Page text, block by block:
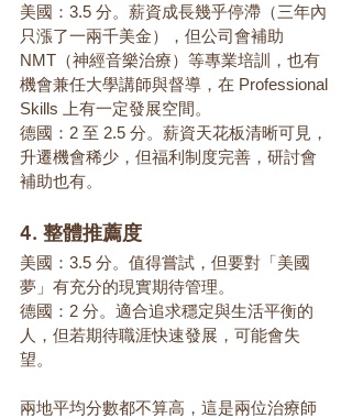
美國：3.5 分。薪資成長幾乎停滯（三年內
只漲了一兩千美金），但公司會補助
NMT（神經音樂治療）等專業培訓，也有
機會兼任大學講師與督導，在 Professional
Skills 上有一定發展空間。
德國：2 至 2.5 分。薪資天花板清晰可見，
升遷機會稀少，但福利制度完善，研討會
補助也有。
4. 整體推薦度
美國：3.5 分。值得嘗試，但要對「美國
夢」有充分的現實期待管理。
德國：2 分。適合追求穩定與生活平衡的
人，但若期待職涯快速發展，可能會失
望。
兩地平均分數都不算高，這是兩位治療師